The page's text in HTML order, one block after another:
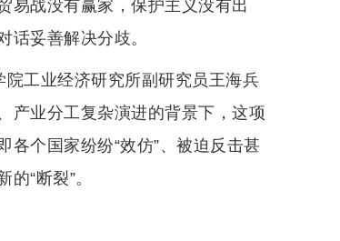
易战没有赢家，保护主义没有出
话妥善解决分歧。
院工业经济研究所副研究员王海兵
产业分工复杂演进的背景下，这项
个国家纷纷“效仿”、被迫反击甚
“断裂”。